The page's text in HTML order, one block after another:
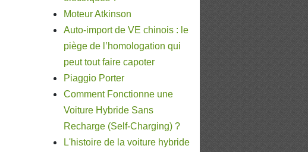
Moteur Atkinson
Auto-import de VE chinois : le
piège de l’homologation qui
peut tout faire capoter
Piaggio Porter
Comment Fonctionne une
Voiture Hybride Sans
Recharge (Self-Charging) ?
L'histoire de la voiture hybride